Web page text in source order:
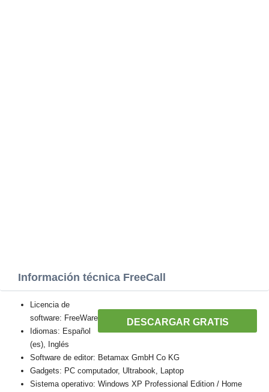
Información técnica FreeCall
DESCARGAR GRATIS
Licencia de
software: FreeWare
Idiomas: Español
(es), Inglés
Software de editor: Betamax GmbH Co KG
Gadgets: PC computador, Ultrabook, Laptop
Sistema operativo: Windows XP Professional Edition / Home